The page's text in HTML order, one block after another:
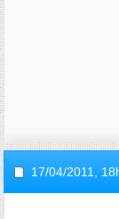
17/04/2011,